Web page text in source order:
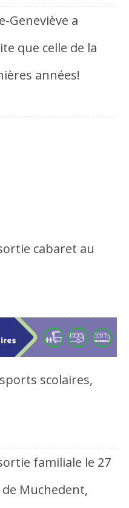
Geneviève a
que celle de la
années!
cabaret au
scolaires,
familiale le 27
Muchedent,